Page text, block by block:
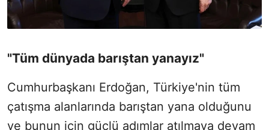
"Tüm dünyada barıştan yanayız"
Cumhurbaşkanı Erdoğan, Türkiye'nin tüm
çatışma alanlarında barıştan yana olduğunu
ve bunun için güçlü adımlar atılmaya devam